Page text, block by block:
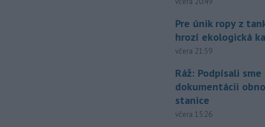
Pre únik ropy z
hrozí ekologická
včera 21:59
Ráž: Podpísali
dokumentácii
stanice
včera 15:26